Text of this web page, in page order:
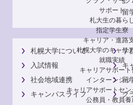
サポート
札大生の暮ら
指定学生寮
キャリア・進路
札幌大学のキャリ
就職実績
キャリアサポート
インターンシッ
キャリアサポートセ
公務員・教員養
留
札幌大学について
学
入試情報
キ
社会地域連携
留
キャンパスライフ
ク